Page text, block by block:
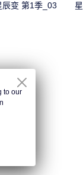
辰变 第1季_03
to our